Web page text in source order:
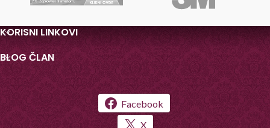
KORISNI LINKOVI
BLOG ČLAN
Facebook
X